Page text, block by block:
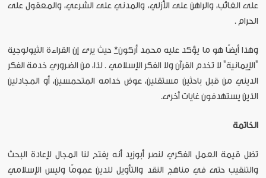
على الغائب، والراهن على الأزلي، والمدني على الشرعي، والمعقول على
الحرام .
وهذا أيضًا هو ما يؤكد عليه محمد أركون* حيث يرى إن القراءة الثيولوجية
"الإيمانية" لا تخدم القرآن ولا الفكر الإسلامي . لذا، من الضروري خدمة الفكر
الديني من قبل باحثين مستقلين، عوض خدامه المتحمسين، أو المجادلين
الذين يستهدفون غايات أخرى.
الخاتمة
تظل قيمة العمل الفكري لنصر أبوزيد أنه يفتح لنا المجال لإعادة البحث
والتنقيب حتى في مناهج النقد والتأويل للدين عمومًا وليس الإسلامي